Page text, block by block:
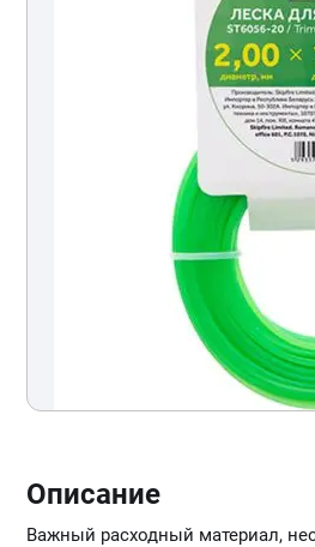
Описание
Важный расходный материал,